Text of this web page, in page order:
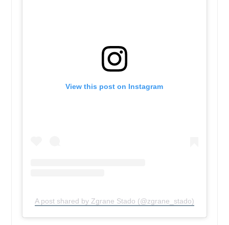
View this post on Instagram
A post shared by Zgrane Stado (@zgrane_stado)